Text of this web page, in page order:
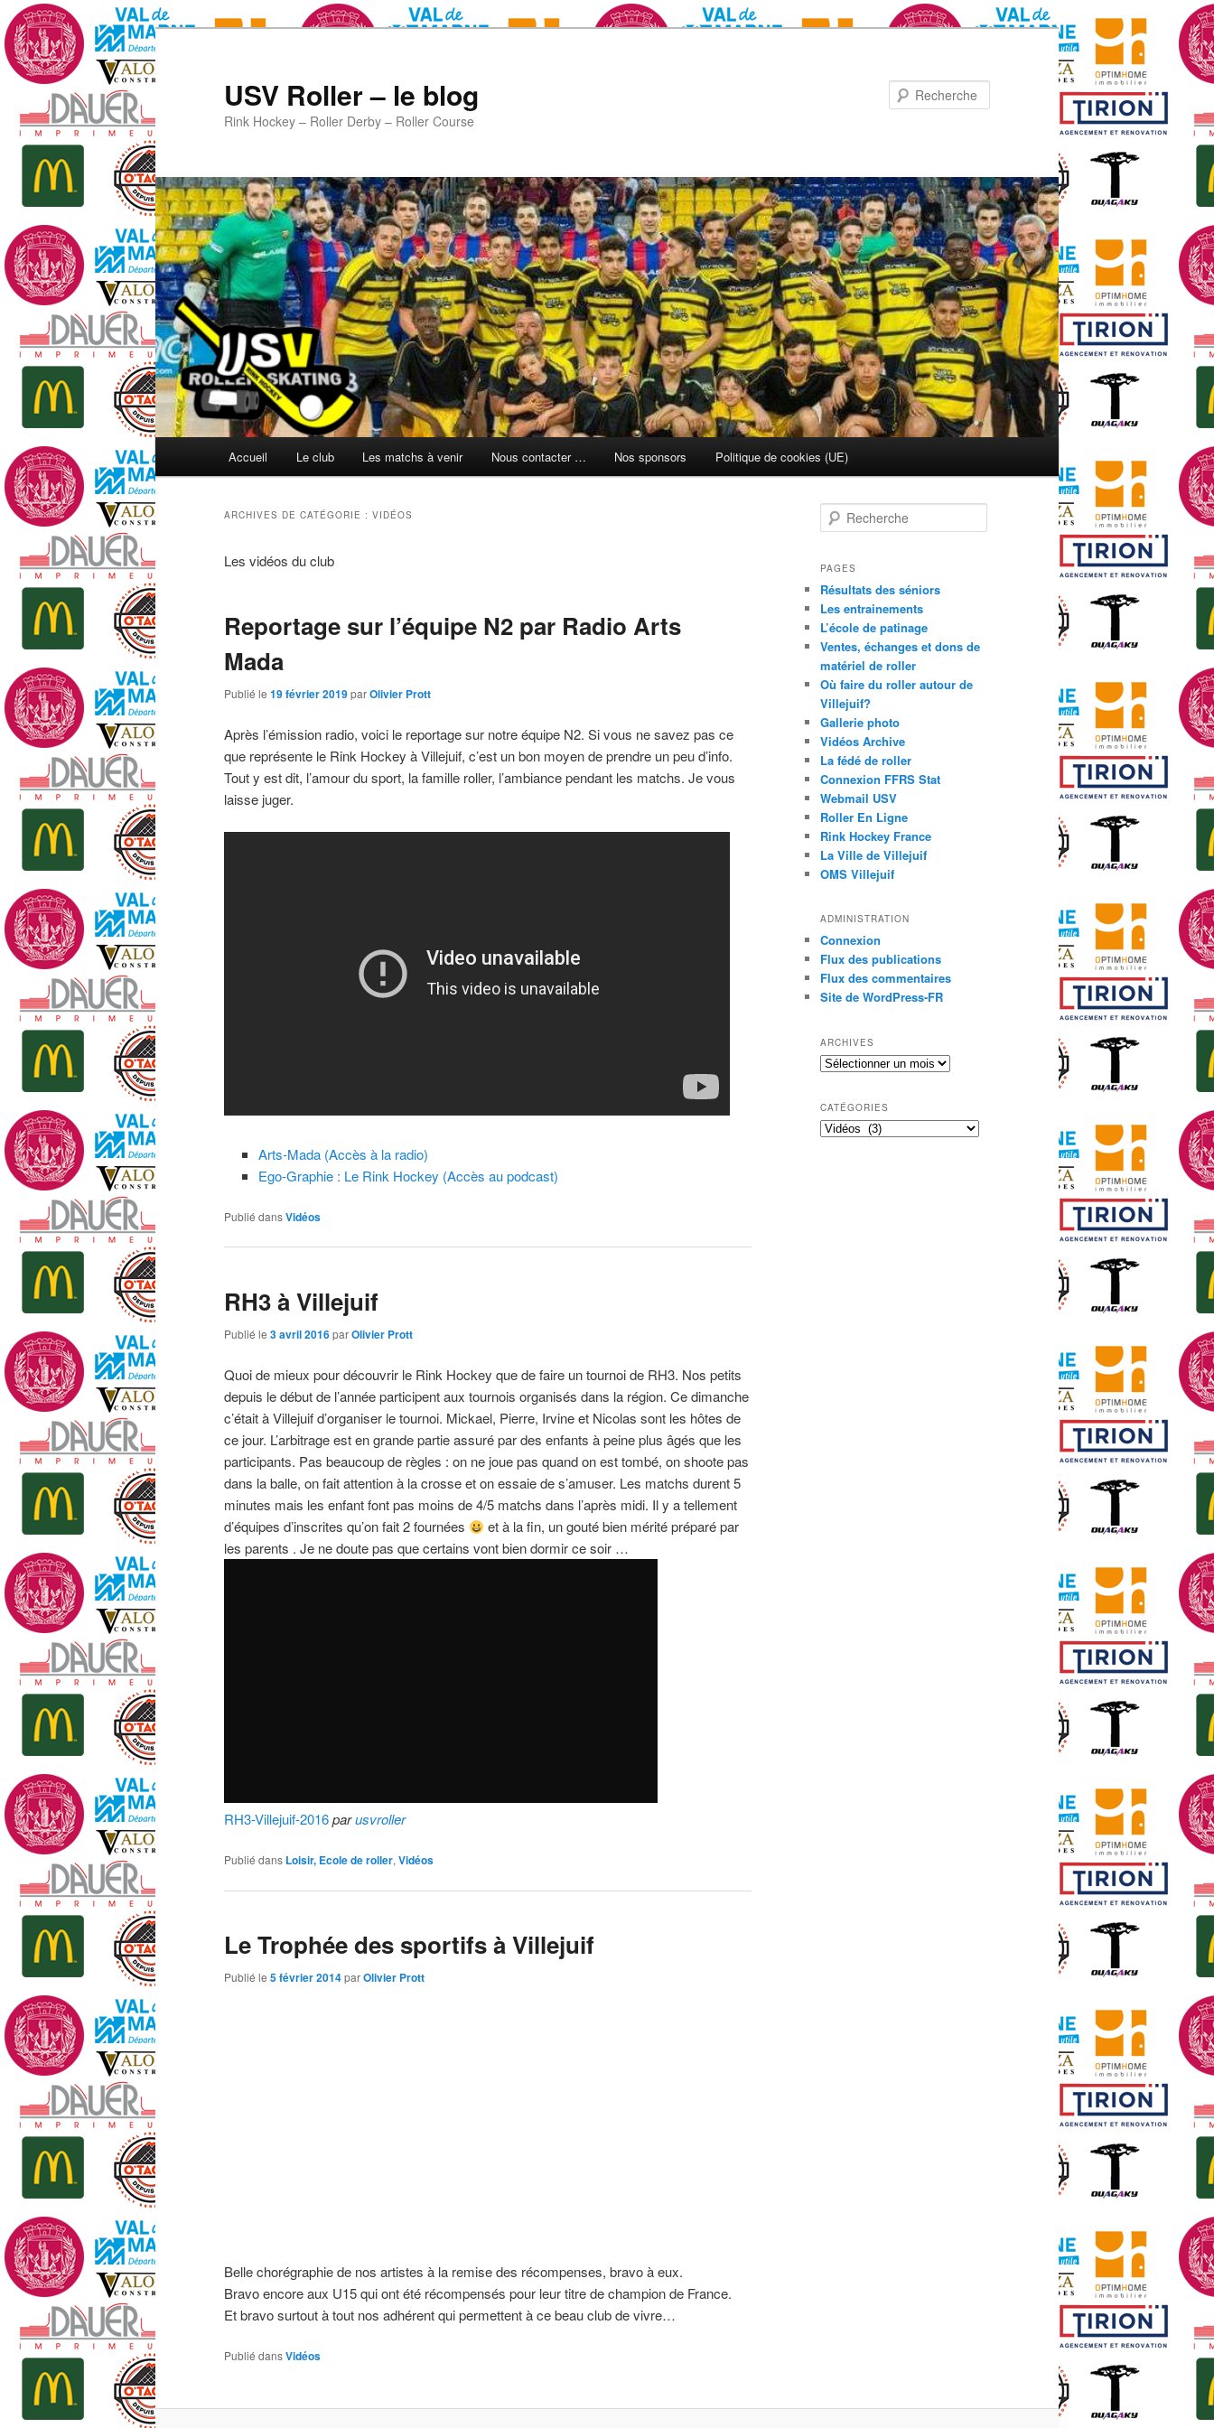
Aller
au
contenu
principal
Aller
au
contenu
secondaire
USV Roller – le blog
Rink Hockey – Roller Derby – Roller Course
Accueil Le club Les matchs à venir Nous contacter … Nos sponsors Politique de cookies (UE)
ARCHIVES DE CATÉGORIE : VIDÉOS
Les vidéos du club
Reportage sur l’équipe N2 par Radio Arts
Mada
Publié le 19 février 2019parOlivier Prott
Après l’émission radio, voici le reportage sur notre équipe N2. Si vous ne savez pas ce
que représente le Rink Hockey à Villejuif, c’est un bon moyen de prendre un peu d’info.
Tout y est dit, l’amour du sport, la famille roller, l’ambiance pendant les matchs. Je vous
laisse juger.
Arts-Mada (Accès à la radio)
Ego-Graphie : Le Rink Hockey (Accès au podcast)
Publié dansVidéos
RH3 à Villejuif
Publié le 3 avril 2016parOlivier Prott
Quoi de mieux pour découvrir le Rink Hockey que de faire un tournoi de RH3. Nos petits
depuis le début de l’année participent aux tournois organisés dans la région. Ce dimanche
c’était à Villejuif d’organiser le tournoi. Mickael, Pierre, Irvine et Nicolas sont les hôtes de
ce jour. L’arbitrage est en grande partie assuré par des enfants à peine plus âgés que les
participants. Pas beaucoup de règles : on ne joue pas quand on est tombé, on shoote pas
dans la balle, on fait attention à la crosse et on essaie de s’amuser. Les matchs durent 5
minutes mais les enfant font pas moins de 4/5 matchs dans l’après midi. Il y a tellement
d’équipes d’inscrites qu’on fait 2 fournées
et à la fin, un gouté bien mérité préparé par
les parents . Je ne doute pas que certains vont bien dormir ce soir …
RH3-Villejuif-2016parusvroller
Publié dans Loisir, Ecole de roller, Vidéos
Le Trophée des sportifs à Villejuif
Publié le 5 février 2014parOlivier Prott
Belle chorégraphie de nos artistes à la remise des récompenses, bravo à eux.
Bravo encore aux U15 qui ont été récompensés pour leur titre de champion de France.
Et bravo surtout à tout nos adhérent qui permettent à ce beau club de vivre…
Publié dansVidéos
e
h
r
c
h
e
PAGES
Résultats des séniors
Les entrainements
L’école de patinage
Ventes, échanges et dons de
matériel de roller
Où faire du roller autour de
Villejuif?
Gallerie photo
Vidéos Archive
La fédé de roller
Connexion FFRS Stat
Webmail USV
Roller En Ligne
Rink Hockey France
La Ville de Villejuif
OMS Villejuif
ADMINISTRATION
Connexion
Flux des publications
Flux des commentaires
Site de WordPress-FR
ARCHIVES
Archives
CATÉGORIES
Catégories